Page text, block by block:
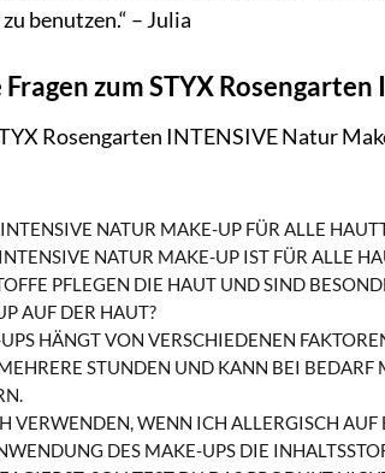
benutzen.“ – Julia
zum STYX
Rosengarten INTENSIVE Natur
NATUR MAKE-UP FÜR ALLE
NATUR MAKE-UP IST FÜR ALLE
PFLEGEN DIE HAUT UND SIND
AUF DER HAUT?
HÄNGT VON VERSCHIEDENEN
STUNDEN UND KANN BEI
VERWENDEN, WENN ICH ALLERGISCH AUF
DES MAKE-UPS DIE